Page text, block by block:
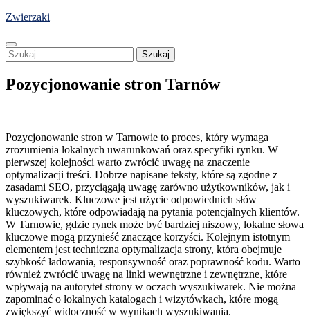
Skip
content
Zwierzaki
Szukaj:
Pozycjonowanie stron Tarnów
Pozycjonowanie stron w Tarnowie to proces, który wymaga
zrozumienia lokalnych uwarunkowań oraz specyfiki rynku. W
pierwszej kolejności warto zwrócić uwagę na znaczenie
optymalizacji treści. Dobrze napisane teksty, które są zgodne z
zasadami SEO, przyciągają uwagę zarówno użytkowników, jak i
wyszukiwarek. Kluczowe jest użycie odpowiednich słów
kluczowych, które odpowiadają na pytania potencjalnych klientów.
W Tarnowie, gdzie rynek może być bardziej niszowy, lokalne słowa
kluczowe mogą przynieść znaczące korzyści. Kolejnym istotnym
elementem jest techniczna optymalizacja strony, która obejmuje
szybkość ładowania, responsywność oraz poprawność kodu. Warto
również zwrócić uwagę na linki wewnętrzne i zewnętrzne, które
wpływają na autorytet strony w oczach wyszukiwarek. Nie można
zapominać o lokalnych katalogach i wizytówkach, które mogą
zwiększyć widoczność w wynikach wyszukiwania.